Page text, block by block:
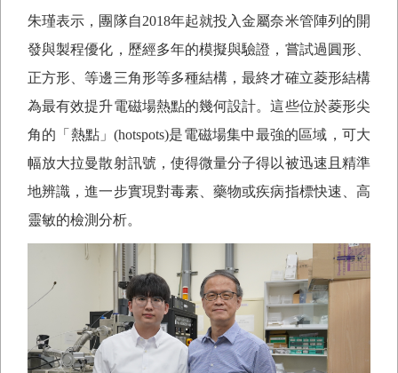
朱瑾表示，團隊自2018年起就投入金屬奈米管陣列的開
發與製程優化，歷經多年的模擬與驗證，嘗試過圓形、
正方形、等邊三角形等多種結構，最終才確立菱形結構
為最有效提升電磁場熱點的幾何設計。這些位於菱形尖
角的「熱點」(hotspots)是電磁場集中最強的區域，可大
幅放大拉曼散射訊號，使得微量分子得以被迅速且精準
地辨識，進一步實現對毒素、藥物或疾病指標快速、高
靈敏的檢測分析。